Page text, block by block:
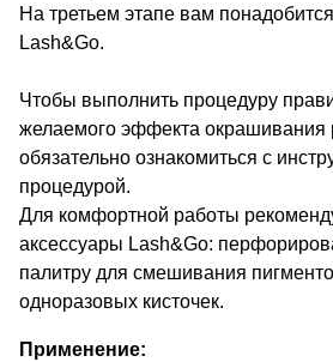
На третьем этапе вам
Lash&Go.
Чтобы выполнить процедуру
желаемого эффекта окрашивания
обязательно ознакомиться с
процедурой.
Для комфортной работы
аксессуары Lash&Go:
палитру для смешивания
одноразовых кисточек.
Применение: